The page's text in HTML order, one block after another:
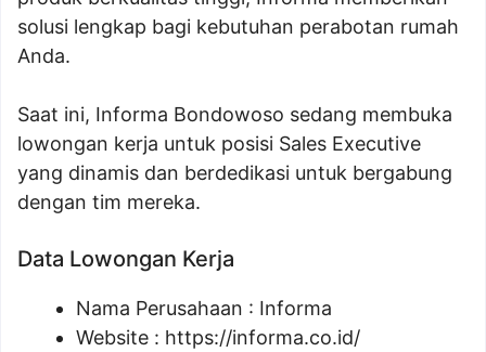
solusi lengkap bagi kebutuhan perabotan rumah
Anda.
Saat ini, Informa Bondowoso sedang membuka
lowongan kerja untuk posisi Sales Executive
yang dinamis dan berdedikasi untuk bergabung
dengan tim mereka.
Data Lowongan Kerja
Nama Perusahaan : Informa
Website : https://informa.co.id/